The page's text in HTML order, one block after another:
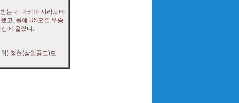
는다. 마리아 샤라포바
고, 올해 US오픈 우승
에 올랐다.
) 정현(삼일공고)도